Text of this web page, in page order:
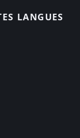
LANGUES